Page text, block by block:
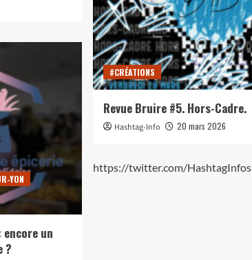
YON
un
?
!»
#CRÉATIONS
Revue Bruire #5. Hors-Cadre.
Hashtag-Info 20 mars 2026
https://twitter.com/HashtagInfos